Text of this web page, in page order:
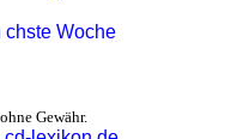
chste Woche
Gewähr.